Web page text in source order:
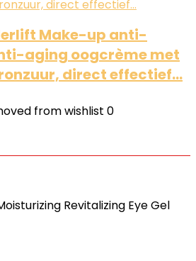
Make-up anti-
aging oogcrème met
direct effectief…
from wishlist 0
Revitalizing Eye Gel